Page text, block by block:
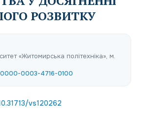
РОЗВИТКУ
«Житомирська політехніка», м.
0003-4716-0100
vs120262